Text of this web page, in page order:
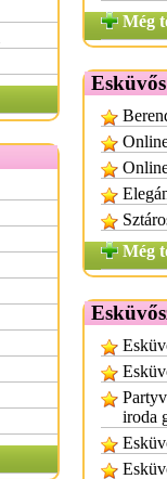
Még
Még
iroda